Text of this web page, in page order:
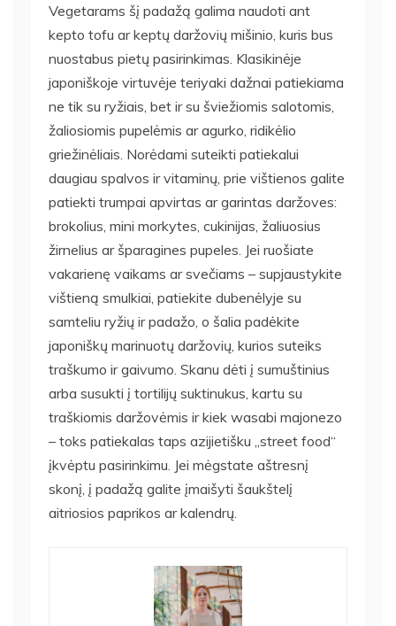
Vegetarams šį padažą galima naudoti ant
kepto tofu ar keptų daržovių mišinio, kuris bus
nuostabus pietų pasirinkimas. Klasikinėje
japoniškoje virtuvėje teriyaki dažnai patiekiama
ne tik su ryžiais, bet ir su šviežiomis salotomis,
žaliosiomis pupelėmis ar agurko, ridikėlio
griežinėliais. Norėdami suteikti patiekalui
daugiau spalvos ir vitaminų, prie vištienos galite
patiekti trumpai apvirtas ar garintas daržoves:
brokolius, mini morkytes, cukinijas, žaliuosius
žirnelius ar šparagines pupeles. Jei ruošiate
vakarienę vaikams ar svečiams – supjaustykite
vištieną smulkiai, patiekite dubenėlyje su
samteliu ryžių ir padažo, o šalia padėkite
japoniškų marinuotų daržovių, kurios suteiks
traškumo ir gaivumo. Skanu dėti į sumuštinius
arba susukti į tortilijų suktinukus, kartu su
traškiomis daržovėmis ir kiek wasabi majonezo
– toks patiekalas taps azijietišku „street food“
įkvėptu pasirinkimu. Jei mėgstate aštresnį
skonį, į padažą galite įmaišyti šaukštelį
aitriosios paprikos ar kalendrų.